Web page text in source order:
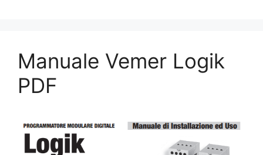
Manuale Vemer Logik
PDF